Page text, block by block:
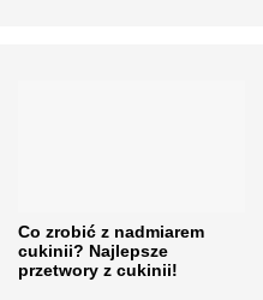
Co zrobić z nadmiarem
cukinii? Najlepsze
przetwory z cukinii!